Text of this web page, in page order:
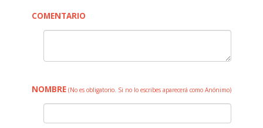
COMENTARIO
NOMBRE (No es obligatorio. Si no lo escribes aparecerá como Anónimo)